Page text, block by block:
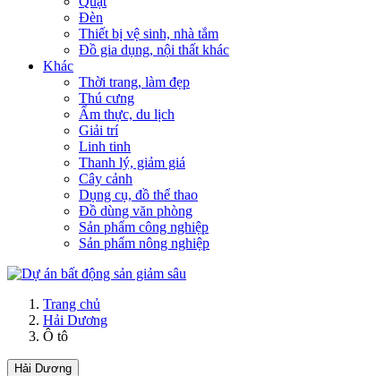
Đèn
Thiết bị vệ sinh, nhà tắm
Đồ gia dụng, nội thất khác
Khác
Thời trang, làm đẹp
Thú cưng
Ẩm thực, du lịch
Giải trí
Linh tinh
Thanh lý, giảm giá
Cây cảnh
Dụng cụ, đồ thể thao
Đồ dùng văn phòng
Sản phẩm công nghiệp
Sản phẩm nông nghiệp
Trang chủ
Hải Dương
Ô tô
Hải Dương